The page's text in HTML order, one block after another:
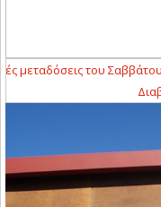
του Σαββάτου